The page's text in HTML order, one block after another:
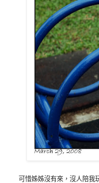
可惜姊姊沒有來，沒人陪我